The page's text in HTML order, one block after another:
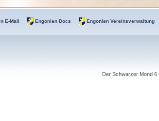
E-Mail Engonien Docs Engonien Vereinsverwaltung
Der Schwarzer Mond